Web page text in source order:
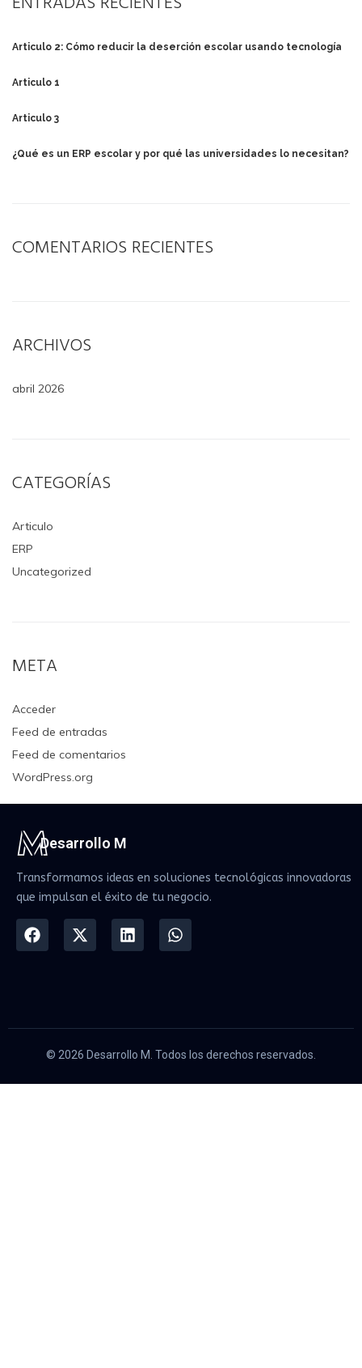
Articulo 2: Cómo reducir la deserción escolar usando tecnología
Articulo 1
Articulo 3
¿Qué es un ERP escolar y por qué las universidades lo necesitan?
COMENTARIOS RECIENTES
ARCHIVOS
abril 2026
CATEGORÍAS
Articulo
ERP
Uncategorized
META
Acceder
Feed de entradas
Feed de comentarios
WordPress.org
Desarrollo M
Transformamos ideas en soluciones tecnológicas innovadoras
que impulsan el éxito de tu negocio.
© 2026 Desarrollo M. Todos los derechos reservados.